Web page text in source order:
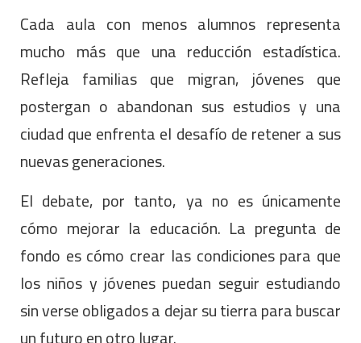
Cada aula con menos alumnos representa
mucho más que una reducción estadística.
Refleja familias que migran, jóvenes que
postergan o abandonan sus estudios y una
ciudad que enfrenta el desafío de retener a sus
nuevas generaciones.
El debate, por tanto, ya no es únicamente
cómo mejorar la educación. La pregunta de
fondo es cómo crear las condiciones para que
los niños y jóvenes puedan seguir estudiando
sin verse obligados a dejar su tierra para buscar